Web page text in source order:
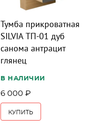
Тумба прикроватная
SILVIA ТП-01 дуб
санома антрацит
глянец
В НАЛИЧИИ
6 000 ₽
КУПИТЬ